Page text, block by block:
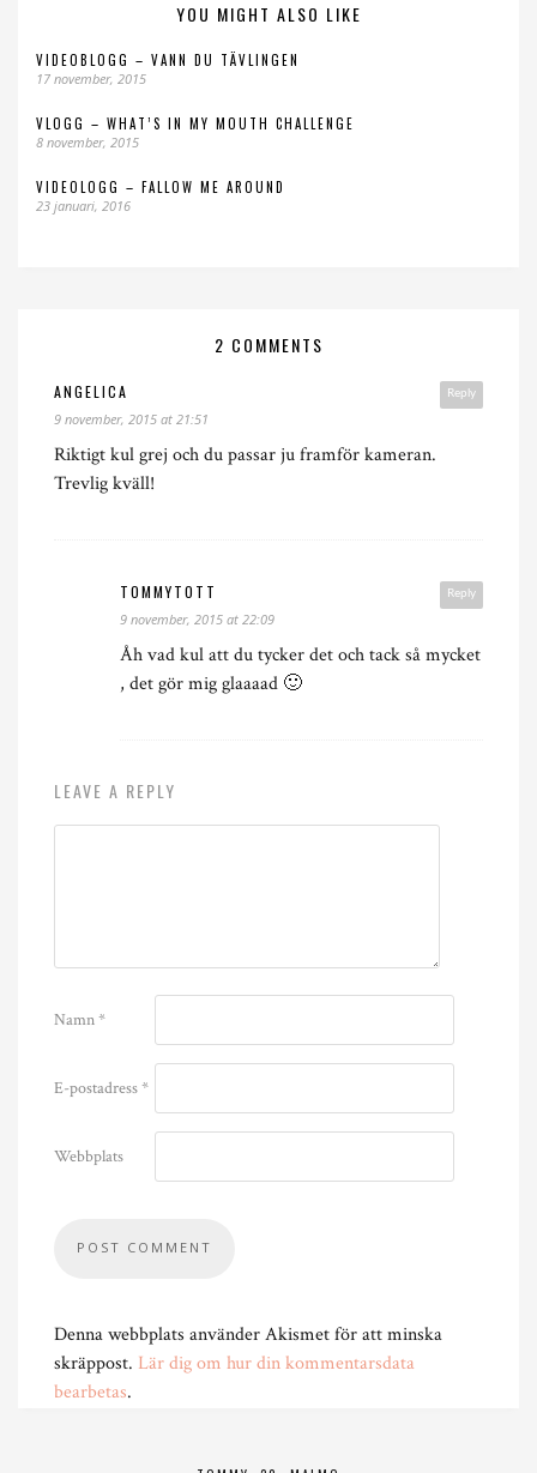
YOU MIGHT ALSO LIKE
VIDEOBLOGG – VANN DU TÄVLINGEN
17 november, 2015
VLOGG – WHAT’S IN MY MOUTH CHALLENGE
8 november, 2015
VIDEOLOGG – FALLOW ME AROUND
23 januari, 2016
2 COMMENTS
Reply
ANGELICA
9 november, 2015 at 21:51
Riktigt kul grej och du passar ju framför kameran.
Trevlig kväll!
Reply
TOMMYTOTT
9 november, 2015 at 22:09
Åh vad kul att du tycker det och tack så mycket
, det gör mig glaaaad 🙂
LEAVE A REPLY
Namn*
E-postadress*
Webbplats
Denna webbplats använder Akismet för att minska
skräppost. Lär dig om hur din kommentarsdata
bearbetas.